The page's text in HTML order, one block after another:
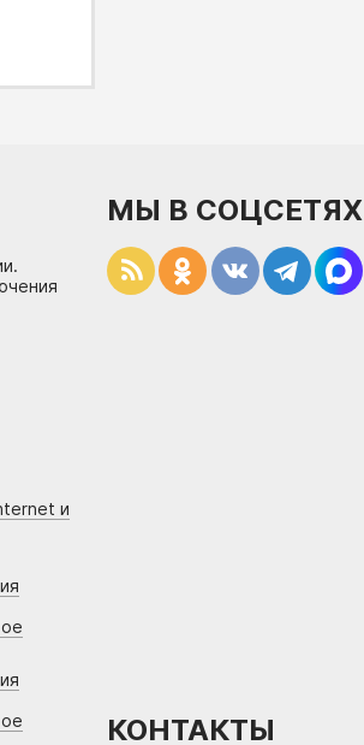
и
МЫ В СОЦСЕТЯХ
КОНТАКТЫ